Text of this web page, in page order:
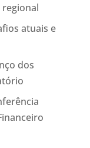
atuais e
dos